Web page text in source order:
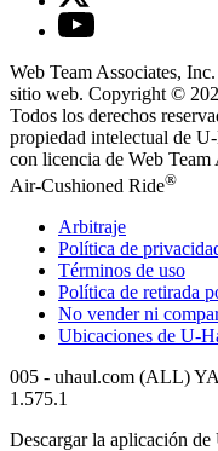
Web Team Associates,
sitio web. Copyright ©
Todos los derechos
propiedad intelectual de
con licencia de Web Team
Air-Cushioned Ride®
Arbitraje
Política de
Términos de uso
Política de retirada
No vender ni
Ubicaciones de U-
005 - uhaul.com (ALL)
1.575.1
Descargar la aplicación de